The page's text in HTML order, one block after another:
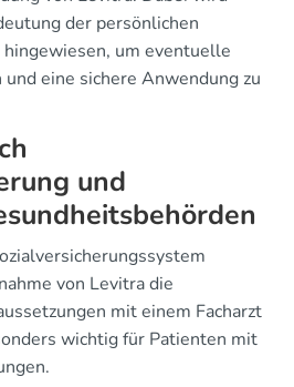
der persönlichen
um eventuelle
eine sichere Anwendung zu
und
von Levitra die
mit einem Facharzt
wichtig für Patienten mit